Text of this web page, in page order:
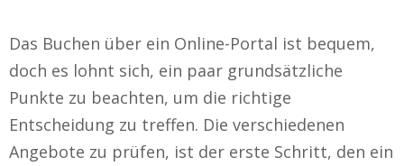
Das Buchen über ein Online-Portal ist bequem,
doch es lohnt sich, ein paar grundsätzliche
Punkte zu beachten, um die richtige
Entscheidung zu treffen. Die verschiedenen
Angebote zu prüfen, ist der erste Schritt, den ein